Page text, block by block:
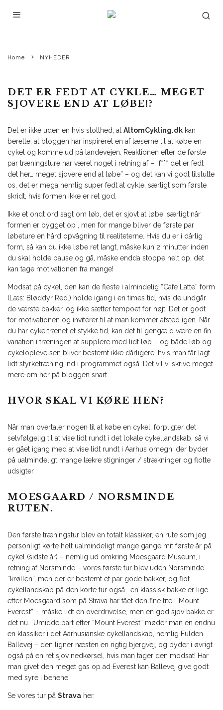
Asbjørn på Ormslevbakken, anden omgang, det ser sgu godt ud! ©Photo: Uggi Kaldan
NYHEDER
Home NYHEDER
DET ER FEDT AT CYKLE… MEGET
SJOVERE END AT LØBE!?
Det er ikke uden en hvis stolthed, at AltomCykling.dk kan
berette, at bloggen har inspireret en af læserne til at købe en
cykel og komme ud på landevejen. Reaktionen efter de første
par træningsture har været noget i retning af – “f*** det er fedt
det her… meget sjovere end at løbe” – og det kan vi godt tilslutte
os, det er mega nemlig super fedt at cykle, særligt som første
skridt, hvis formen ikke er ret god.
Ikke et ondt ord sagt om løb, det er sjovt at løbe, særligt når
formen er bygget op , men for mange bliver de første par
løbeture en hård opvågning til realiteterne. Hvis du er i dårlig
form, så kan du ikke løbe ret langt, måske kun 2 minutter inden
du skal holde pause og gå, måske endda stoppe helt op, det
kan tage motivationen fra mange!
Modsat på cykel, den kan de fleste i almindelig “Cafe Latte” form
(Læs: Bløddyr Red.) holde igang i en times tid, hvis de undgår
de værste bakker, og ikke sætter tempoet for højt. Det er godt
for motivationen og inviterer til at man kommer afsted igen. Når
du har cykeltrænet et stykke tid, kan det til gengæld være en fin
variation i træningen at supplere med lidt løb – og både løb og
cykeloplevelsen bliver bestemt ikke dårligere, hvis man får lagt
lidt styrketræning ind i programmet også. Det vil vi skrive meget
mere om her på bloggen snart.
HVOR SKAL VI KØRE HEN?
Når man overtaler nogen til at købe en cykel, forpligter det
selvfølgelig til at vise lidt rundt i det lokale cykellandskab, så vi
er gået igang med at vise lidt rundt i Aarhus omegn, der byder
på ualmindeligt mange lækre stigninger / strækninger og flotte
udsigter.
MOESGAARD / NORSMINDE
RUTEN.
Den første træningstur blev en totalt klassiker, en rute som jeg
personligt kørte helt ualmindeligt mange gange mit første år på
cykel (sidste år) – nemlig ud omkring Moesgaard Museum, i
retning af Norsminde – vores første tur blev uden Norsminde
“krøllen”, men der er bestemt et par gode bakker, og flot
cykellandskab på den korte tur også… en klassisk bakke er lige
efter Moesgaard som på Strava har fået den fine titel “Mount
Everest” – måske lidt en overdrivelse, men en god sjov bakke er
det nu. Umiddelbart efter “Mount Everest” møder man en endnu
en klassiker i det Aarhusianske cykellandskab, nemlig Fulden
Ballevej – den ligner næsten en rigtig bjergvej, og byder i øvrigt
også på en ret sjov nedkørsel, hvis man tager den modsat! Har
man givet den meget gas op ad Everest kan Ballevej give godt
med syre i benene.
Se vores tur på Strava her.